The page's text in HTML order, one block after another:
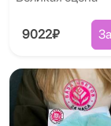
9022₽